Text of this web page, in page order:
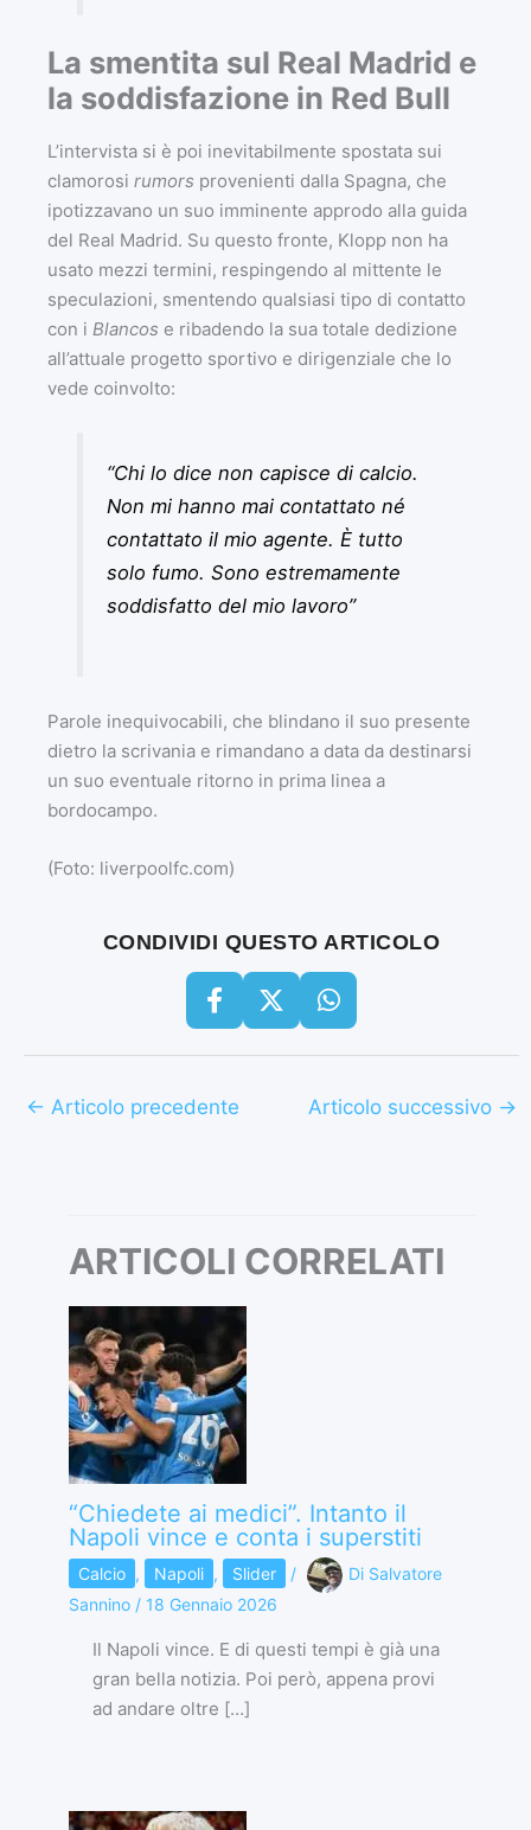
La smentita sul Real Madrid e
la soddisfazione in Red Bull
L’intervista si è poi inevitabilmente spostata sui
clamorosi rumors provenienti dalla Spagna, che
ipotizzavano un suo imminente approdo alla guida
del Real Madrid. Su questo fronte, Klopp non ha
usato mezzi termini, respingendo al mittente le
speculazioni, smentendo qualsiasi tipo di contatto
con i Blancos e ribadendo la sua totale dedizione
all’attuale progetto sportivo e dirigenziale che lo
vede coinvolto:
“Chi lo dice non capisce di calcio.
Non mi hanno mai contattato né
contattato il mio agente. È tutto
solo fumo. Sono estremamente
soddisfatto del mio lavoro”
Parole inequivocabili, che blindano il suo presente
dietro la scrivania e rimandano a data da destinarsi
un suo eventuale ritorno in prima linea a
bordocampo.
(Foto: liverpoolfc.com)
CONDIVIDI QUESTO ARTICOLO
← Articolo precedente Articolo successivo →
ARTICOLI CORRELATI
“Chiedete ai medici”. Intanto il
Napoli vince e conta i superstiti
Calcio , Napoli , Slider / Di Salvatore
Sannino / 18 Gennaio 2026
Il Napoli vince. E di questi tempi è già una
gran bella notizia. Poi però, appena provi
ad andare oltre […]